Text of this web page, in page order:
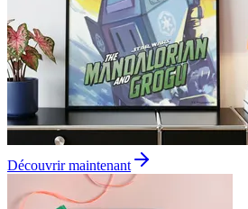
Découvrir maintenant